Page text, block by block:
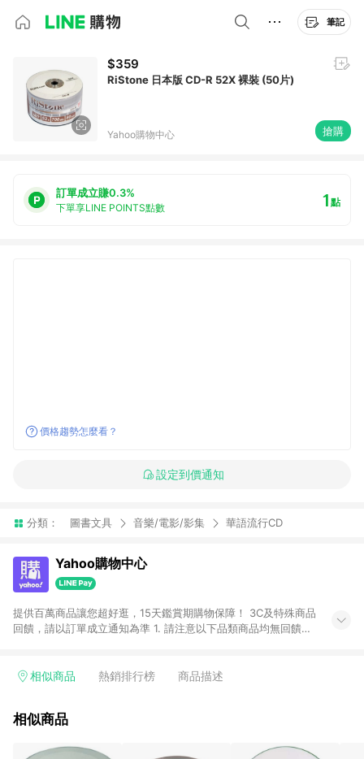
筆記
$359
RiStone 日本版 CD-R 52X 裸裝 (50片)
Yahoo購物中心 搶購
訂單成立賺0.3%
下單享LINE POINTS點數 1點
價格趨勢怎麼看？
設定到價通知
分類： 圖書文具 音樂/電影/影集 華語流行CD
Yahoo購物中心
提供百萬商品讓您超好逛，15天鑑賞期購物保障！ 3C及特殊商品
回饋，請以訂單成立通知為準 1. 請注意以下品類商品均無回饋：
電玩/遊戲/相機/單眼/鏡頭/拍立得 [2024/6/1起適用] -內接硬
的購回饋活動享Yahoo超贈點回饋者 - 購物中心商店之商品：商
3. 訂單回饋金額將扣除運費/購物金/超贈點/福利金/紅利折抵/折
相似商品 熱銷排行榜 商品描述
相似商品